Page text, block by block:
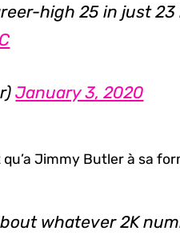
high 25 in just
January 3, 2020
Jimmy Butler à sa
whatever 2K